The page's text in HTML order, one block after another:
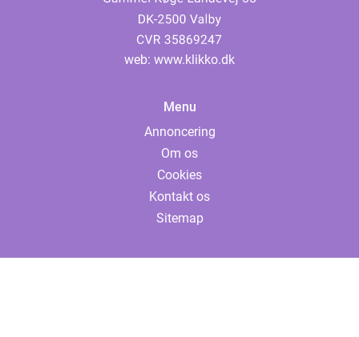
web: www.klikko.dk
Menu
Annoncering
Om os
Cookies
Kontakt os
Sitemap